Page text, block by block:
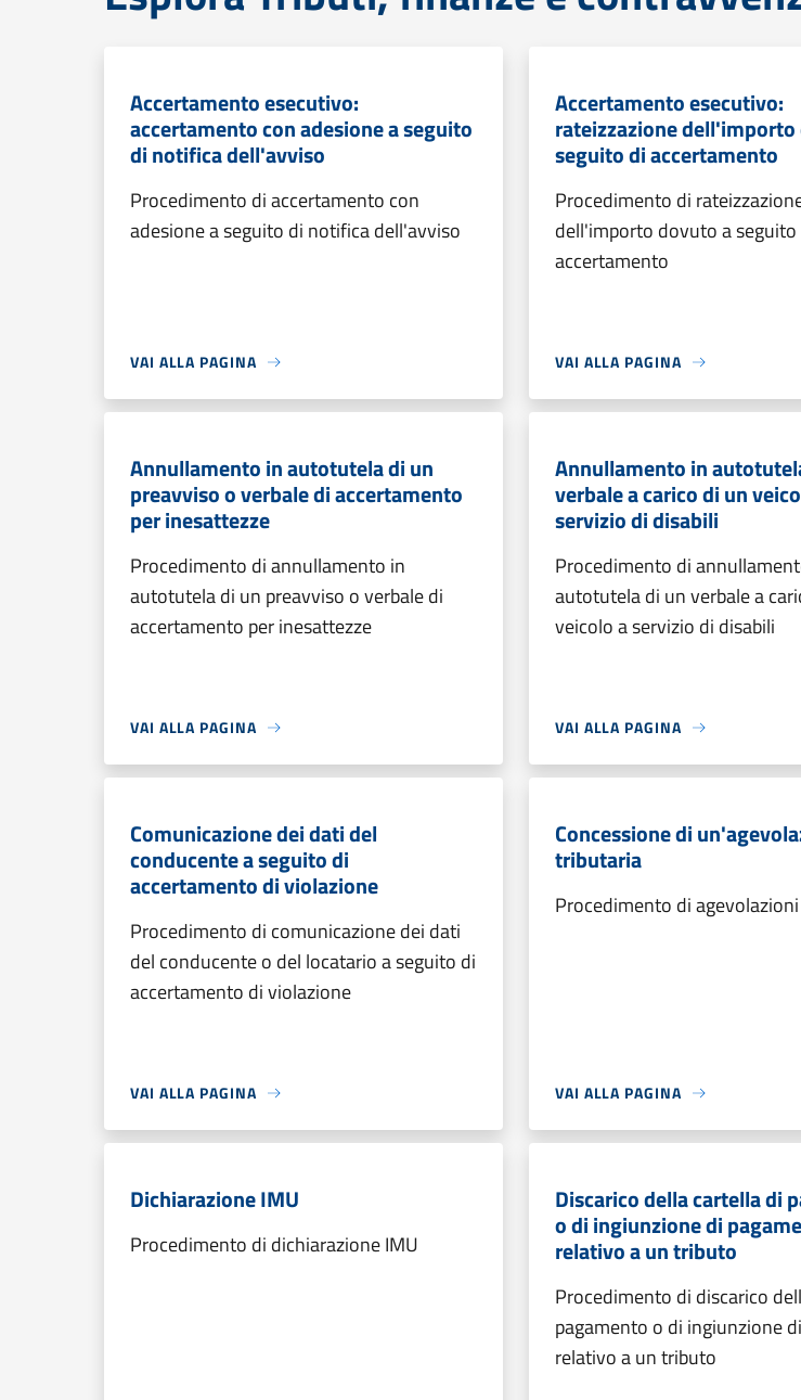
Accertamento esecutivo:
accertamento con adesione a seguito
di notifica dell'avviso
Procedimento di accertamento con
adesione a seguito di notifica dell'avviso
VAI ALLA PAGINA
Accertamento esecutivo:
rateizzazione
seguito di accertamento
Procedimento di
dell'importo dovuto a seguito
accertamento
VAI ALLA PAGINA
Annullamento in autotutela di un
preavviso o verbale di accertamento
per inesattezze
Procedimento di annullamento in
autotutela di un preavviso o verbale di
accertamento per inesattezze
VAI ALLA PAGINA
Annullamento in
verbale a carico di un
servizio di disabili
Procedimento di
autotutela di un verbale a
veicolo a servizio di disabili
VAI ALLA PAGINA
Comunicazione dei dati del
conducente a seguito di
accertamento di violazione
Procedimento di comunicazione dei dati
del conducente o del locatario a seguito di
accertamento di violazione
VAI ALLA PAGINA
Concessione di
tributaria
Procedimento di
VAI ALLA PAGINA
Dichiarazione IMU
Procedimento di dichiarazione IMU
Discarico della cartella di
o di ingiunzione di
relativo a un tributo
Procedimento di discarico
pagamento o di ingiunzione
relativo a un tributo